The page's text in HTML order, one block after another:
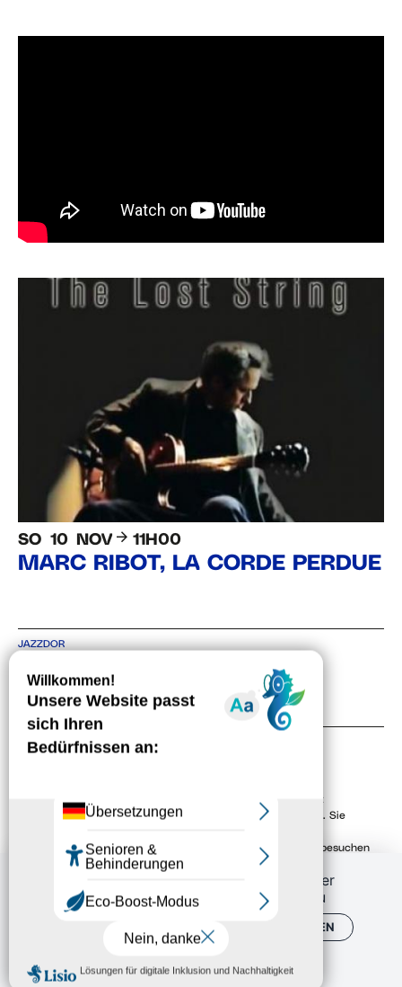
SO 10 NOV 11H00
MARC RIBOT, LA CORDE PERDUE
JAZZDOR
4 RUE DE BITCHE, 67000 STRASBOURG
TEL +33 3 88 36 30 48
KONTAKT
NEWSLETTER
Mit der Angabe Ihrer E-Mail-Adresse erklären Sie sich damit
einverstanden, unseren Newsletter elektronisch zu erhalten. Sie
Kontaktaufnahme mit uns abmelden. Um mehr zu erfahren, besuchen
Sie unserePolitique de confidentialité
stimmen Sie der
Benutzung von externen Diensten zu
PERSONALISIEREN